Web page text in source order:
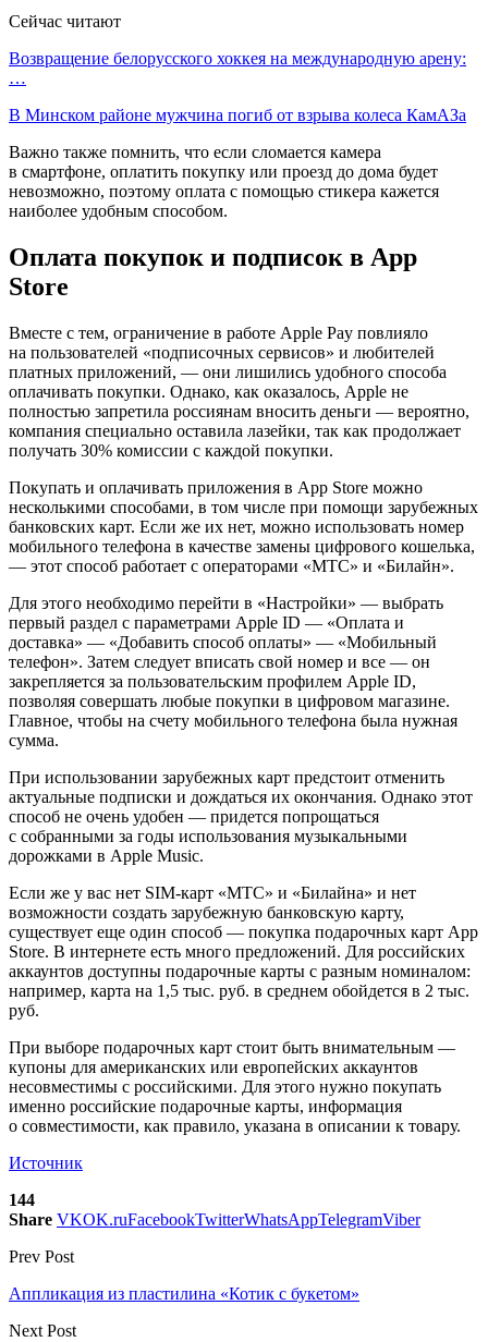
Сейчас читают
Возвращение белорусского хоккея на международную арену:
…
В Минском районе мужчина погиб от взрыва колеса КамАЗа
Важно также помнить, что если сломается камера
в смартфоне, оплатить покупку или проезд до дома будет
невозможно, поэтому оплата с помощью стикера кажется
наиболее удобным способом.
Оплата покупок и подписок в App
Store
Вместе с тем, ограничение в работе Apple Pay повлияло
на пользователей «подписочных сервисов» и любителей
платных приложений, — они лишились удобного способа
оплачивать покупки. Однако, как оказалось, Apple не
полностью запретила россиянам вносить деньги — вероятно,
компания специально оставила лазейки, так как продолжает
получать 30% комиссии с каждой покупки.
Покупать и оплачивать приложения в App Store можно
несколькими способами, в том числе при помощи зарубежных
банковских карт. Если же их нет, можно использовать номер
мобильного телефона в качестве замены цифрового кошелька,
— этот способ работает с операторами «МТС» и «Билайн».
Для этого необходимо перейти в «Настройки» — выбрать
первый раздел с параметрами Apple ID — «Оплата и
доставка» — «Добавить способ оплаты» — «Мобильный
телефон». Затем следует вписать свой номер и все — он
закрепляется за пользовательским профилем Apple ID,
позволяя совершать любые покупки в цифровом магазине.
Главное, чтобы на счету мобильного телефона была нужная
сумма.
При использовании зарубежных карт предстоит отменить
актуальные подписки и дождаться их окончания. Однако этот
способ не очень удобен — придется попрощаться
с собранными за годы использования музыкальными
дорожками в Apple Music.
Если же у вас нет SIM-карт «МТС» и «Билайна» и нет
возможности создать зарубежную банковскую карту,
существует еще один способ — покупка подарочных карт App
Store. В интернете есть много предложений. Для российских
аккаунтов доступны подарочные карты с разным номиналом:
например, карта на 1,5 тыс. руб. в среднем обойдется в 2 тыс.
руб.
При выборе подарочных карт стоит быть внимательным —
купоны для американских или европейских аккаунтов
несовместимы с российскими. Для этого нужно покупать
именно российские подарочные карты, информация
о совместимости, как правило, указана в описании к товару.
Источник
144
Share VKOK.ruFacebookTwitterWhatsAppTelegramViber
Prev Post
Аппликация из пластилина «Котик с букетом»
Next Post